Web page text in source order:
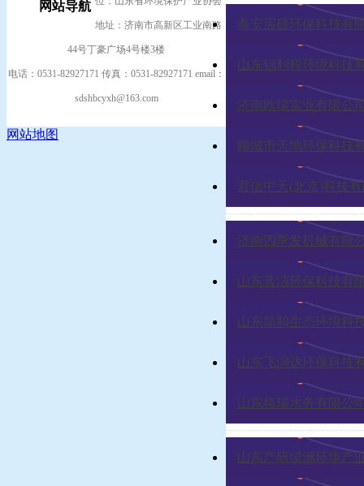
泰安宸硕环保科技有
山东锦利程环境科技
济南欧瑞实业有限公
聊城市天地环保科技
君信中天(北京)科技
济南四季发机械有限
山东蓝洁环保科技有
山东简和生态环境科
山东飞润达环保科技
山东格瑞水务有限公
山东产研绿洲环境产
网站导航
地址：济南市高新区工业南路
44号丁豪广场4号楼3楼
电话：0531-82927171 传真：0531-82927171 email：
sdshbcyxh@163.com
网站地图